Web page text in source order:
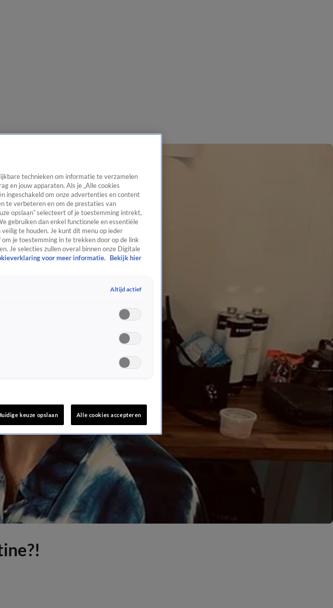
technieken om informatie te verzamelen
en jouw apparaten. Als je „Alle cookies
ingeschakeld om onze advertenties en content
te verbeteren en om de prestaties van
opslaan” selecteert of je toestemming intrekt,
gebruiken dan enkel functionele en essentiële
te houden. Je kunt dit menu op ieder
je toestemming in te trekken door op de link
Je selecties zullen overal binnen onze Digitale
voor meer informatie.
Bekijk hier
Altijd actief
keuze opslaan Alle cookies accepteren